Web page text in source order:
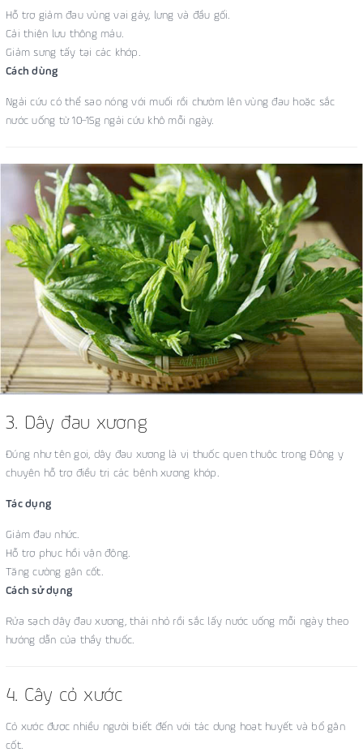
Hỗ trợ giảm đau vùng vai gáy, lưng và đầu gối.
Cải thiện lưu thông máu.
Giảm sưng tấy tại các khớp.
Cách dùng
Ngải cứu có thể sao nóng với muối rồi chườm lên vùng đau hoặc sắc
nước uống từ 10–15g ngải cứu khô mỗi ngày.
3. Dây đau xương
Đúng như tên gọi, dây đau xương là vị thuốc quen thuộc trong Đông y
chuyên hỗ trợ điều trị các bệnh xương khớp.
Tác dụng
Giảm đau nhức.
Hỗ trợ phục hồi vận động.
Tăng cường gân cốt.
Cách sử dụng
Rửa sạch dây đau xương, thái nhỏ rồi sắc lấy nước uống mỗi ngày theo
hướng dẫn của thầy thuốc.
4. Cây cỏ xước
Cỏ xước được nhiều người biết đến với tác dụng hoạt huyết và bổ gân
cốt.